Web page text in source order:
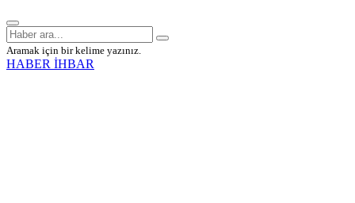
Aramak için bir kelime yazınız.
HABER İHBAR